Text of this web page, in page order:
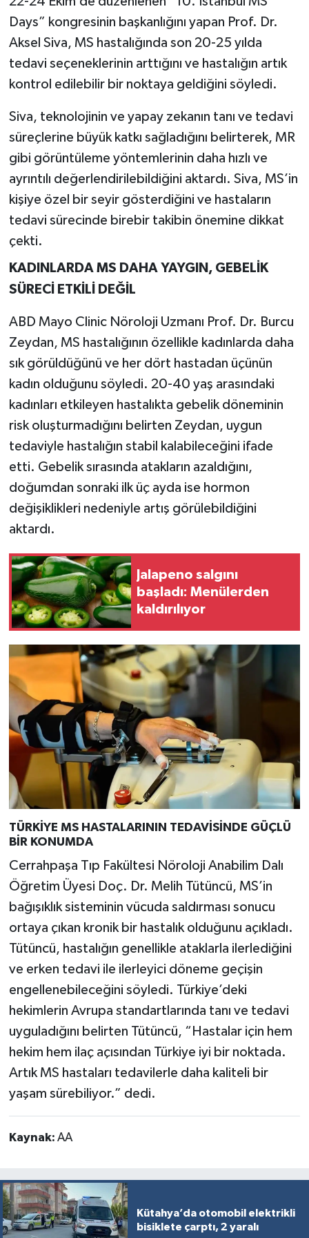
Days” kongresinin başkanlığını yapan Prof. Dr.
Aksel Siva, MS hastalığında son 20-25 yılda
tedavi seçeneklerinin arttığını ve hastalığın artık
kontrol edilebilir bir noktaya geldiğini söyledi.
Siva, teknolojinin ve yapay zekanın tanı ve tedavi
süreçlerine büyük katkı sağladığını belirterek, MR
gibi görüntüleme yöntemlerinin daha hızlı ve
ayrıntılı değerlendirilebildiğini aktardı. Siva, MS’in
kişiye özel bir seyir gösterdiğini ve hastaların
tedavi sürecinde birebir takibin önemine dikkat
çekti.
KADINLARDA MS DAHA YAYGIN, GEBELİK
SÜRECİ ETKİLİ DEĞİL
ABD Mayo Clinic Nöroloji Uzmanı Prof. Dr. Burcu
Zeydan, MS hastalığının özellikle kadınlarda daha
sık görüldüğünü ve her dört hastadan üçünün
kadın olduğunu söyledi. 20-40 yaş arasındaki
kadınları etkileyen hastalıkta gebelik döneminin
risk oluşturmadığını belirten Zeydan, uygun
tedaviyle hastalığın stabil kalabileceğini ifade
etti. Gebelik sırasında atakların azaldığını,
doğumdan sonraki ilk üç ayda ise hormon
değişiklikleri nedeniyle artış görülebildiğini
aktardı.
Jalapeno salgını
başladı: Menülerden
kaldırılıyor
TÜRKİYE MS HASTALARININ TEDAVİSİNDE GÜÇLÜ
BİR KONUMDA
Cerrahpaşa Tıp Fakültesi Nöroloji Anabilim Dalı
Öğretim Üyesi Doç. Dr. Melih Tütüncü, MS’in
bağışıklık sisteminin vücuda saldırması sonucu
ortaya çıkan kronik bir hastalık olduğunu açıkladı.
Tütüncü, hastalığın genellikle ataklarla ilerlediğini
ve erken tedavi ile ilerleyici döneme geçişin
engellenebileceğini söyledi. Türkiye’deki
hekimlerin Avrupa standartlarında tanı ve tedavi
uyguladığını belirten Tütüncü, “Hastalar için hem
hekim hem ilaç açısından Türkiye iyi bir noktada.
Artık MS hastaları tedavilerle daha kaliteli bir
yaşam sürebiliyor.” dedi.
Kaynak: AA
Kütahya’da otomobil elektrikli
bisiklete çarptı, 2 yaralı
İlçeler
Köşe Yazıları
Kütahya
Magazin
Pazarlar
Politika
Resmi İlan
Rüya Tabirleri
Sağlık
Şaphane
Simav
Siyaset
Spor
Tavşanlı
Teknoloji
Türkiye
Video Galeri
Yaşam
Yemek Tarifleri